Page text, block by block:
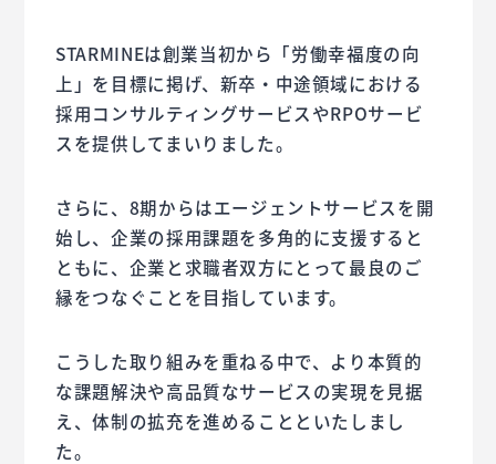
STARMINEは創業当初から「労働幸福度の向
上」を目標に掲げ、新卒・中途領域における
採用コンサルティングサービスやRPOサービ
スを提供してまいりました。
さらに、8期からはエージェントサービスを開
始し、企業の採用課題を多角的に支援すると
ともに、企業と求職者双方にとって最良のご
縁をつなぐことを目指しています。
こうした取り組みを重ねる中で、より本質的
な課題解決や高品質なサービスの実現を見据
え、体制の拡充を進めることといたしまし
た。